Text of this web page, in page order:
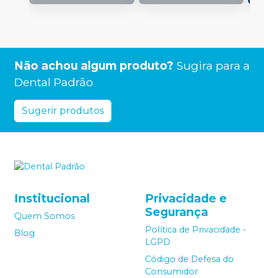
Não achou algum produto? Sugira para a
Dental Padrão
Sugerir produtos
Institucional
Quem Somos
Blog
Privacidade e
Segurança
Política de Privacidade -
LGPD
Código de Defesa do
Consumidor